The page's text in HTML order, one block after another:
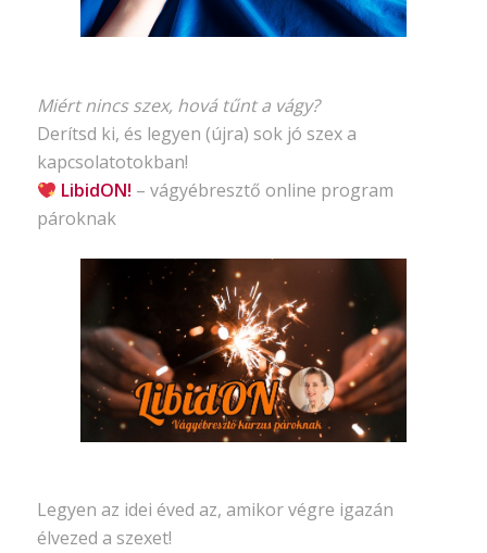
Miért nincs szex, hová tűnt a vágy?
Derítsd ki, és legyen (újra) sok jó szex a
kapcsolatotokban!
LibidON! – vágyébresztő online program
pároknak
Legyen az idei éved az, amikor végre igazán
élvezed a szexet!